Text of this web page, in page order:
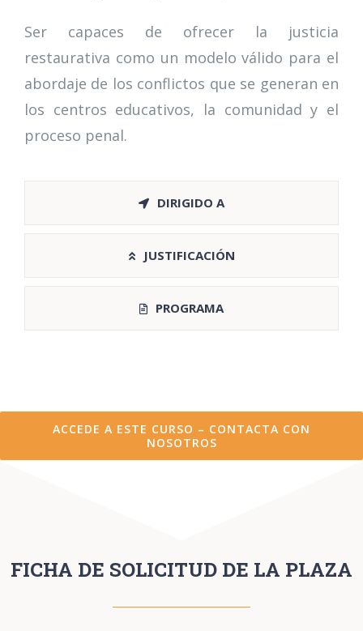
Ser capaces de ofrecer la justicia
restaurativa como un modelo válido para el
abordaje de los conflictos que se generan en
los centros educativos, la comunidad y el
proceso penal.
DIRIGIDO A
JUSTIFICACIÓN
PROGRAMA
ACCEDE A ESTE CURSO – CONTACTA CON
NOSOTROS
FICHA DE SOLICITUD DE LA PLAZA